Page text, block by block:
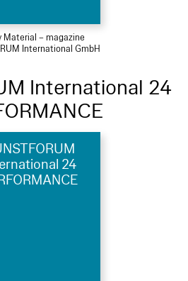
Material – magazine
International GmbH
International 24
24